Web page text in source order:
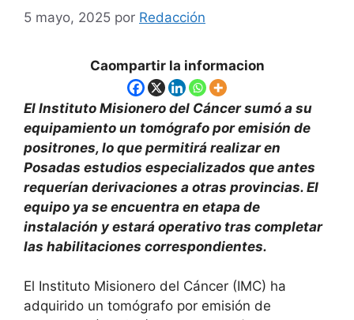
5 mayo, 2025 por Redacción
Caompartir la informacion
El Instituto Misionero del Cáncer sumó a su
equipamiento un tomógrafo por emisión de
positrones, lo que permitirá realizar en
Posadas estudios especializados que antes
requerían derivaciones a otras provincias. El
equipo ya se encuentra en etapa de
instalación y estará operativo tras completar
las habilitaciones correspondientes.
El Instituto Misionero del Cáncer (IMC) ha
adquirido un tomógrafo por emisión de